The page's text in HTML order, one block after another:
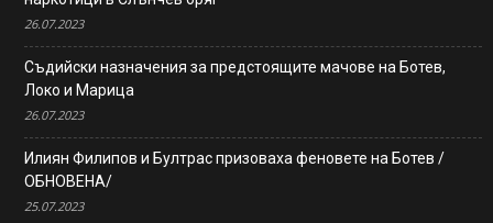
26.07.2023
Съдийски назначения за предстоящите мачове на Ботев,
Локо и Марица
26.07.2023
Илиян Филипов и Бултрас призоваха феновете на Ботев /
ОБНОВЕНА/
25.07.2023